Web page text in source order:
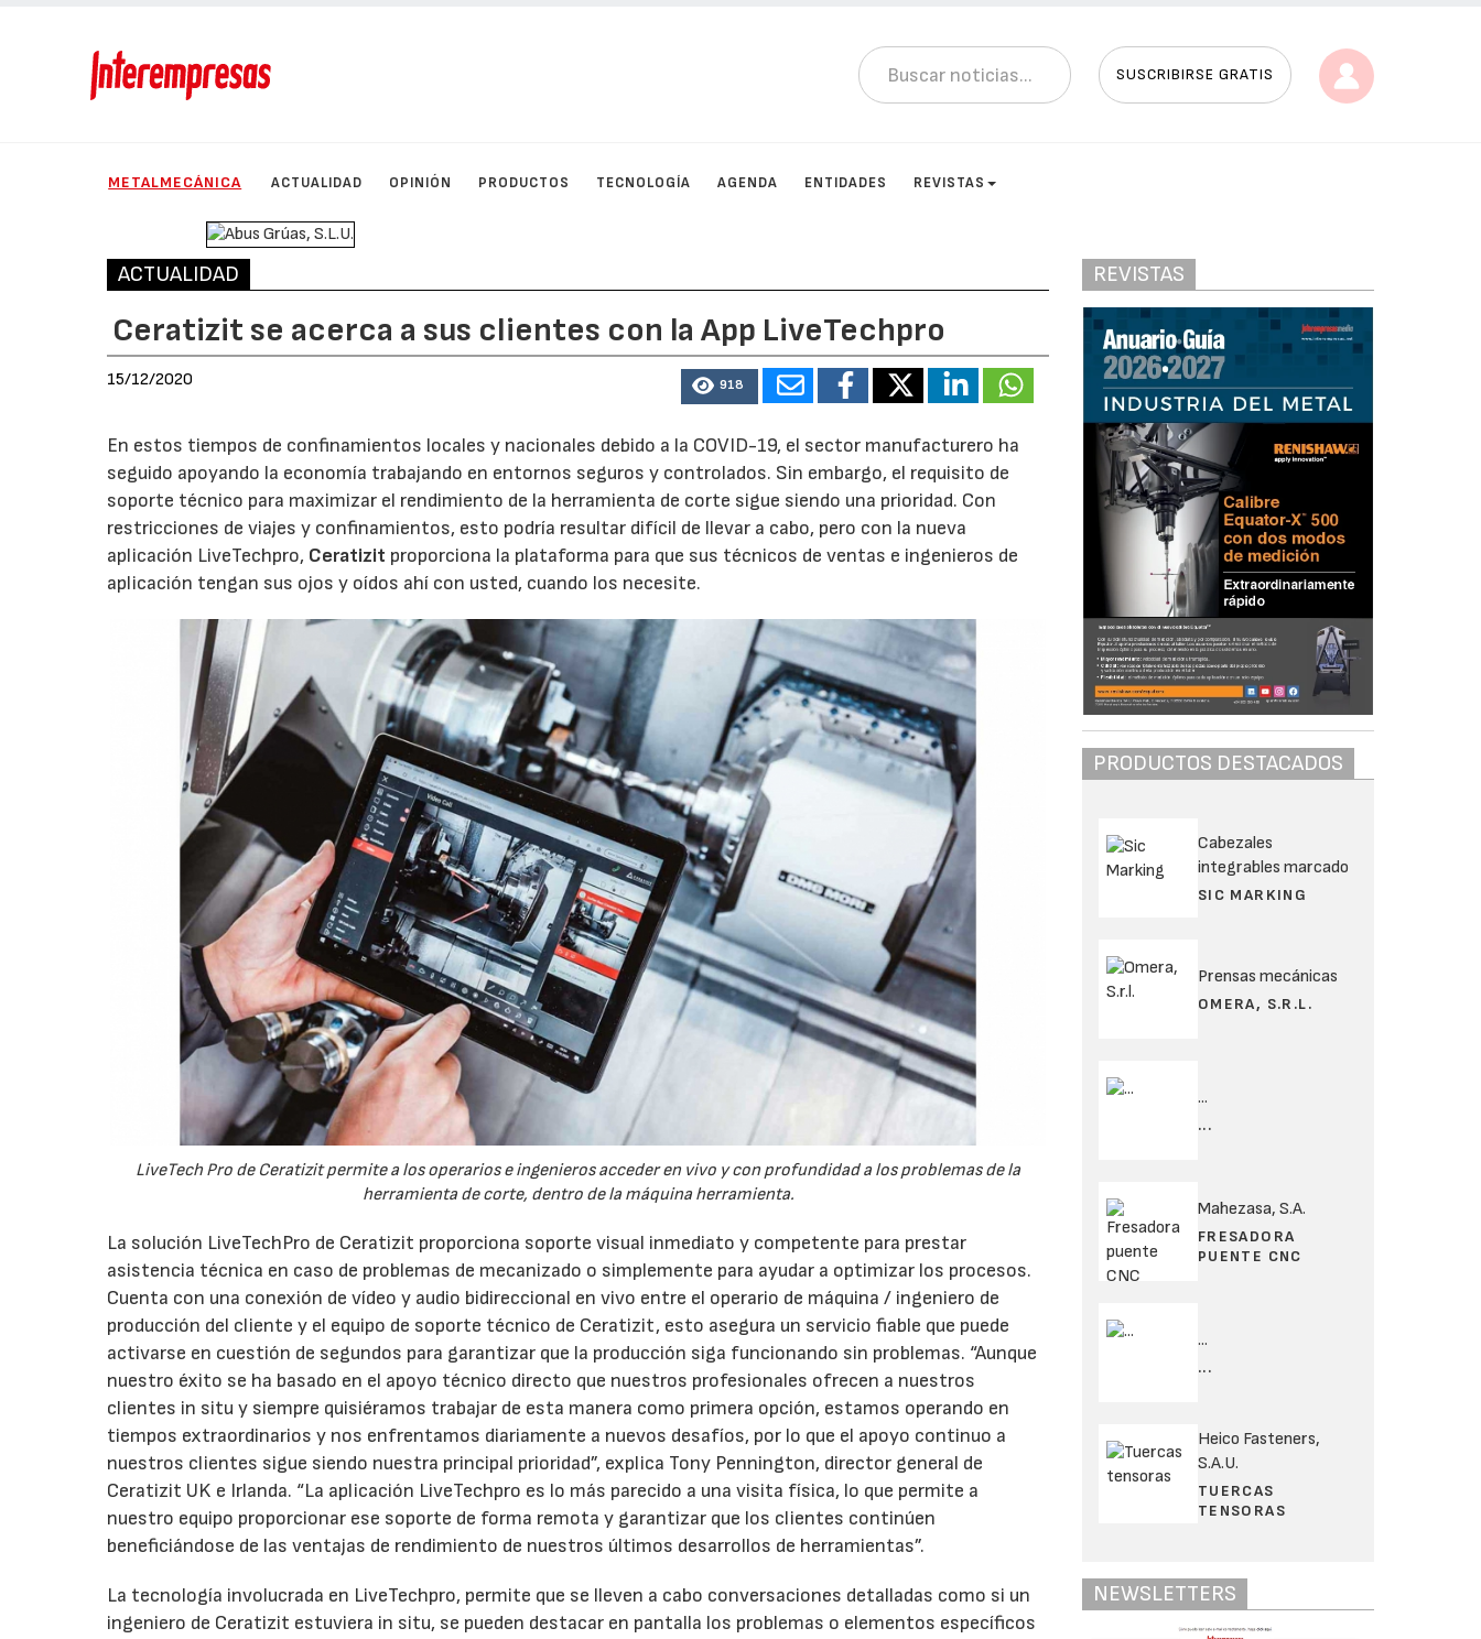
SUSCRIBIRSE GRATIS
METALMECÁNICA ACTUALIDAD OPINIÓN PRODUCTOS TECNOLOGÍA AGENDA ENTIDADES REVISTAS
ACTUALIDAD
Ceratizit se acerca a sus clientes con la App LiveTechpro
15/12/2020 918
En estos tiempos de confinamientos locales y nacionales debido a la COVID-19, el sector manufacturero ha
seguido apoyando la economía trabajando en entornos seguros y controlados. Sin embargo, el requisito de
soporte técnico para maximizar el rendimiento de la herramienta de corte sigue siendo una prioridad. Con
restricciones de viajes y confinamientos, esto podría resultar difícil de llevar a cabo, pero con la nueva
aplicación LiveTechpro, Ceratizit proporciona la plataforma para que sus técnicos de ventas e ingenieros de
aplicación tengan sus ojos y oídos ahí con usted, cuando los necesite.
LiveTech Pro de Ceratizit permite a los operarios e ingenieros acceder en vivo y con profundidad a los problemas de la
herramienta de corte, dentro de la máquina herramienta.
La solución LiveTechPro de Ceratizit proporciona soporte visual inmediato y competente para prestar
asistencia técnica en caso de problemas de mecanizado o simplemente para ayudar a optimizar los procesos.
Cuenta con una conexión de vídeo y audio bidireccional en vivo entre el operario de máquina / ingeniero de
producción del cliente y el equipo de soporte técnico de Ceratizit, esto asegura un servicio fiable que puede
activarse en cuestión de segundos para garantizar que la producción siga funcionando sin problemas. “Aunque
nuestro éxito se ha basado en el apoyo técnico directo que nuestros profesionales ofrecen a nuestros
clientes in situ y siempre quisiéramos trabajar de esta manera como primera opción, estamos operando en
tiempos extraordinarios y nos enfrentamos diariamente a nuevos desafíos, por lo que el apoyo continuo a
nuestros clientes sigue siendo nuestra principal prioridad”, explica Tony Pennington, director general de
Ceratizit UK e Irlanda. “La aplicación LiveTechpro es lo más parecido a una visita física, lo que permite a
nuestro equipo proporcionar ese soporte de forma remota y garantizar que los clientes continúen
beneficiándose de las ventajas de rendimiento de nuestros últimos desarrollos de herramientas”.
La tecnología involucrada en LiveTechpro, permite que se lleven a cabo conversaciones detalladas como si un
ingeniero de Ceratizit estuviera in situ, se pueden destacar en pantalla los problemas o elementos específicos
REVISTAS
PRODUCTOS DESTACADOS
Cabezales
integrables marcado
SIC MARKING
Prensas mecánicas
OMERA, S.R.L.
...
...
Mahezasa, S.A.
FRESADORA
PUENTE CNC
...
...
Heico Fasteners,
S.A.U.
TUERCAS
TENSORAS
NEWSLETTERS